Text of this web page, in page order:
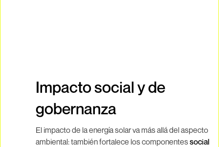
Impacto social y de
gobernanza
El impacto de la energía solar va más allá del aspecto
ambiental: también fortalece los componentessocial